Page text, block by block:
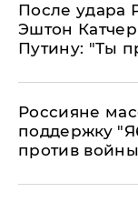
После удара
Эштон
Путину: "Ты
Россияне
поддержку
против